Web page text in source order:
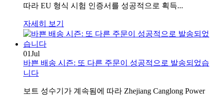
따라 EU 형식 시험 인증서를 성공적으로 획득...
자세히 보기
01Jul
바쁜 배송 시즌: 또 다른 주문이 성공적으로 발송되었습
니다
보트 성수기가 계속됨에 따라 Zhejiang Canglong Power